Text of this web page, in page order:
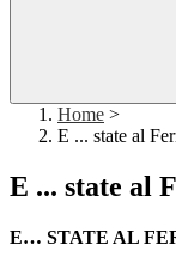
Home >
E ... state al
E ... state al
E… STATE AL